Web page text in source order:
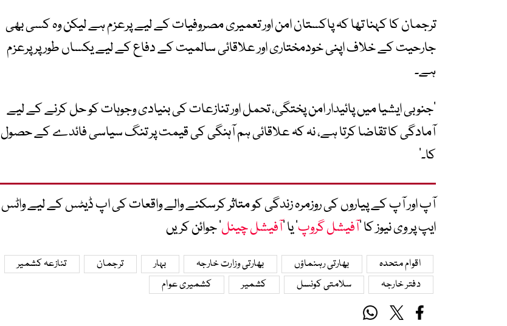
ترجمان کا کہنا تھا کہ پاکستان امن اور تعمیری مصروفیات کے لیے پرعزم ہے لیکن وہ کسی بھی
جارحیت کے خلاف اپنی خودمختاری اور علاقائی سالمیت کے دفاع کے لیے یکساں طور پر پرعزم
ہے۔
’جنوبی ایشیا میں پائیدار امن پختگی، تحمل اور تنازعات کی بنیادی وجوہات کو حل کرنے کے لیے
آمادگی کا تقاضا کرتا ہے، نہ کہ علاقائی ہم آہنگی کی قیمت پر تنگ سیاسی فائدے کے حصول
کا۔‘
آپ اور آپ کے پیاروں کی روزمرہ زندگی کو متاثر کرسکنے والے واقعات کی اپ ڈیٹس کے لیے واٹس
ایپ پر وی نیوز کا ’آفیشل گروپ‘ یا ’آفیشل چینل‘ جوائن کریں
اقوام متحدہ بھارتی رہنماؤں بھارتی وزارت خارجہ بہار ترجمان
تنازعہ کشمیر
دفتر خارجہ
سلامتی کونسل کشمیر کشمیری عوام